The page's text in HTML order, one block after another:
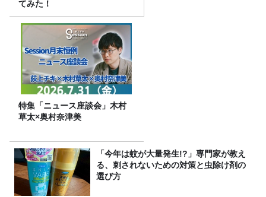
てみた！
特集「ニュース座談会」木村
草太×奥村奈津美
「今年は蚊が大量発生!?」専門家が教え
る、刺されないための対策と虫除け剤の
選び方